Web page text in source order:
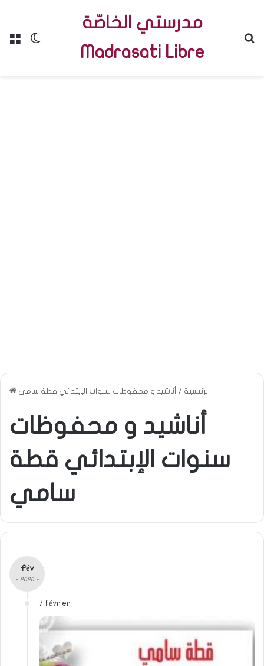
Menu
مدرستي الخاصّة
Madrasati Libre
الرئيسية / أناشيد و محفوظات سنوات الإبتدائي قطة سامي
أناشيد و محفوظات
سنوات الإبتدائي قطة
سامي
Fév
- 2020 -
7 février